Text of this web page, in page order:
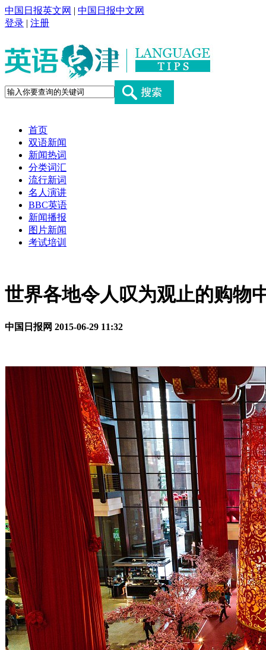
中国日报英文网 | 中国日报中文网
登录 | 注册
首页
双语新闻
新闻热词
分类词汇
流行新词
名人演讲
BBC英语
新闻播报
图片新闻
考试培训
世界各地令人叹为观止的购物
中国日报网 2015-06-29 11:32